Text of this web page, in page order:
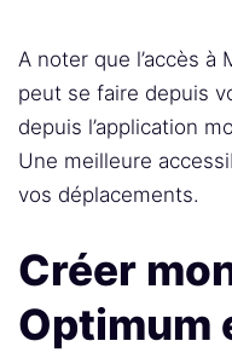
A noter que l’accès à
peut se faire depuis
depuis l’application
Une meilleure
vos déplacements.
Créer
Optimum